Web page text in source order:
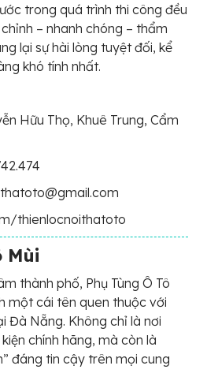
trong quá trình thi công đều
– nhanh chóng – thẩm
lại sự hài lòng tuyệt đối, kể
khó tính nhất.
Hữu Thọ, Khuê Trung, Cẩm
thienlocnoithatoto
Mùi
thành phố, Phụ Tùng Ô Tô
một cái tên quen thuộc với
Đà Nẵng. Không chỉ là nơi
chính hãng, mà còn là
đáng tin cậy trên mọi cung